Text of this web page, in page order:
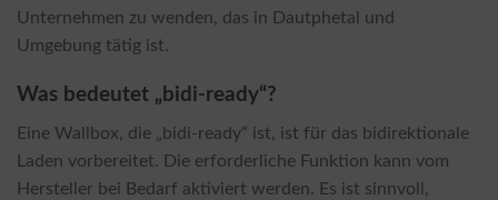
Unternehmen zu wenden, das in Dautphetal und
Umgebung tätig ist.
Was bedeutet „bidi-ready“?
Eine Wallbox, die „bidi-ready“ ist, ist für das bidirektionale
Laden vorbereitet. Die erforderliche Funktion kann vom
Hersteller bei Bedarf aktiviert werden. Es ist sinnvoll,